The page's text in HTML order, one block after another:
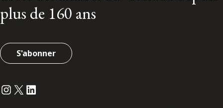
plus de 160 ans
S'abonner
Instagram
Twitter
LinkedIn